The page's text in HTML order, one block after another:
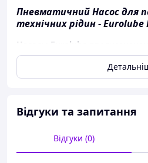
Пневматичний Насос для
технічних рідин - Eurolube
Насосы Eurolube
масел, смазочно-охлаждающих
масел, охлаждающих
нефтяной основе, идеально
Насосы Eurolube используют
уплотнения из NBR и PU при
работа.
Відгуки та запитання
Відгуки (0)